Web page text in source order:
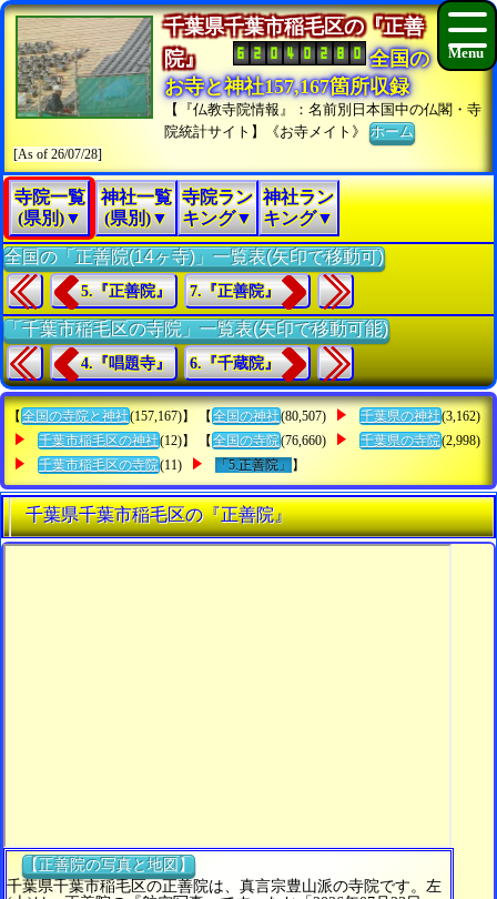
千葉県千葉市稲毛区の『正善
院』
全国の
お寺と神社157,167箇所収録
【『仏教寺院情報』：名前別日本国中の仏閣・寺
院統計サイト】《お寺メイト》ホーム
[As of 26/07/28]
寺院一覧
(県別)▼
神社一覧
(県別)▼
寺院ラン
キング▼
神社ラン
キング▼
全国の「正善院(14ヶ寺)」一覧表(矢印で移動可)
5.『正善院』 7.『正善院』
「千葉市稲毛区の寺院」一覧表(矢印で移動可能)
4.『唱題寺』 6.『千蔵院』
【 全国の寺院と神社(157,167)】 【 全国の神社(80,507) 千葉県の神社(3,162)
千葉市稲毛区の神社(12)】 【 全国の寺院(76,660) 千葉県の寺院(2,998)
千葉市稲毛区の寺院(11) 「5.正善院」 】
千葉県千葉市稲毛区の『正善院』
【正善院の写真と地図】
千葉県千葉市稲毛区の正善院は、真言宗豊山派の寺院です。左